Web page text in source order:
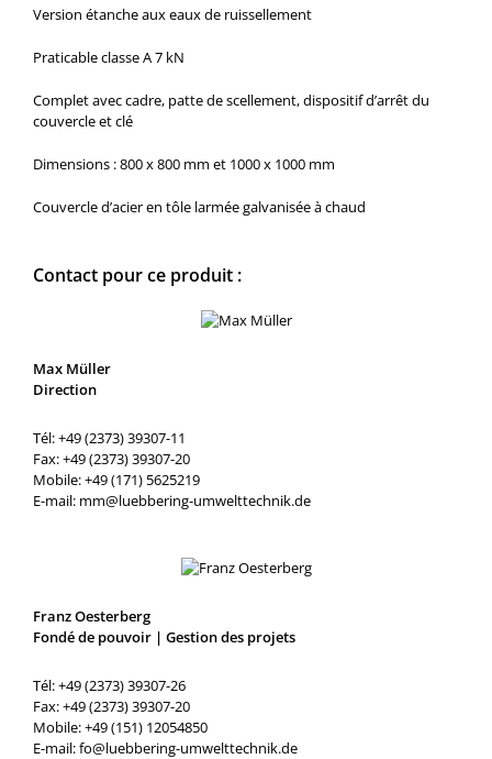
Version étanche aux eaux de ruissellement
Praticable classe A 7 kN
Complet avec cadre, patte de scellement, dispositif d’arrêt du
couvercle et clé
Dimensions : 800 x 800 mm et 1000 x 1000 mm
Couvercle d’acier en tôle larmée galvanisée à chaud
Contact pour ce produit :
Max Müller
Direction
Tél: +49 (2373) 39307-11
Fax: +49 (2373) 39307-20
Mobile: +49 (171) 5625219
E-mail: mm@luebbering-umwelttechnik.de
Franz Oesterberg
Fondé de pouvoir | Gestion des projets
Tél: +49 (2373) 39307-26
Fax: +49 (2373) 39307-20
Mobile: +49 (151) 12054850
E-mail: fo@luebbering-umwelttechnik.de